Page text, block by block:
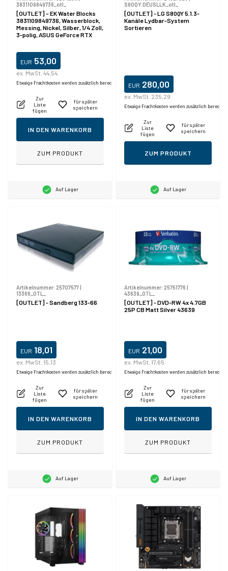
3831109849736_otl_
[OUTLET] – EK Water Blocks
3831109849736, Wasserblock,
Messing, Nickel, Silber, 1/4 Zoll,
3-polig, ASUS GeForce RTX
EUR 53,00
ex. MwSt. 44,54
Etwaige Frachtkosten werden zusätzlich berechnet.
Zur
Liste
fügen
für später
speichern
IN DEN WARENKORB
ZUM PRODUKT
Auf Lager
S80QY.DEUSLLK_otl_
[OUTLET] - LG S80QY 5.1.3-
Kanäle Lydbar-System
Sortieren
EUR 280,00
ex. MwSt. 235,29
Etwaige Frachtkosten werden zusätzlich
Zur
Liste
fügen
für später
speichern
ZUM PRODUKT
Auf Lager
Artikelnummer: 25707577
13366_OTL_
[OUTLET] - Sandberg 133-66
EUR 18,01
ex. MwSt. 15,13
Etwaige Frachtkosten werden zusätzlich berechnet.
Zur
Liste
fügen
für später
speichern
IN DEN WARENKORB
ZUM PRODUKT
Auf Lager
Artikelnummer: 25751776
43639_OTL_
[OUTLET] - DVD-RW 4x 4.7GB
25P CB Matt Silver 43639
EUR 21,00
ex. MwSt. 17,65
Etwaige Frachtkosten werden zusätzlich
Zur
Liste
fügen
für später
speichern
IN DEN WARENKORB
ZUM PRODUKT
Auf Lager